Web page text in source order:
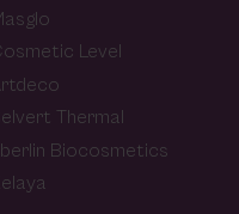
Level
Thermal
Biocosmetics